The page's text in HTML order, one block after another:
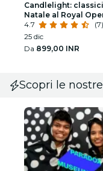
Candlelight:
Natale al Royal
House
4.7
(7)
25 dic
Da 899,00 INR
Scopri le